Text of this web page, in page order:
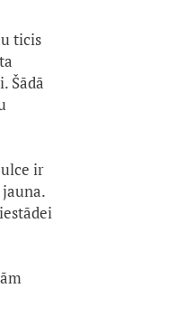
ticis
Šādā
ir